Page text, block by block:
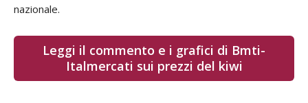
nazionale.
Leggi il commento e i grafici di Bmti-
Italmercati sui prezzi del kiwi